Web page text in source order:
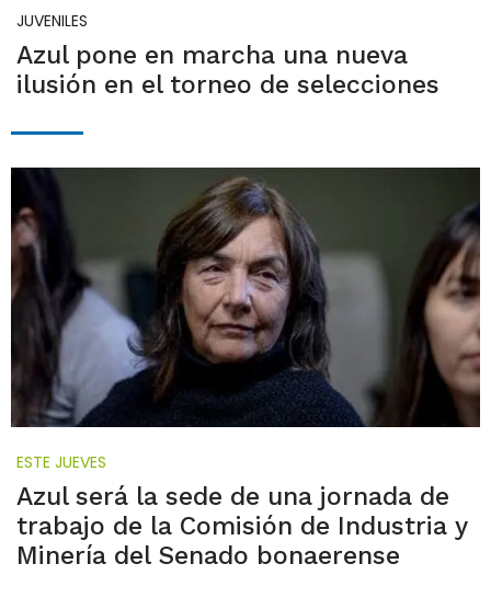
JUVENILES
Azul pone en marcha una nueva
ilusión en el torneo de selecciones
ESTE JUEVES
Azul será la sede de una jornada de
trabajo de la Comisión de Industria y
Minería del Senado bonaerense